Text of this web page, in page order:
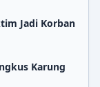
Jadi Korban
Karung